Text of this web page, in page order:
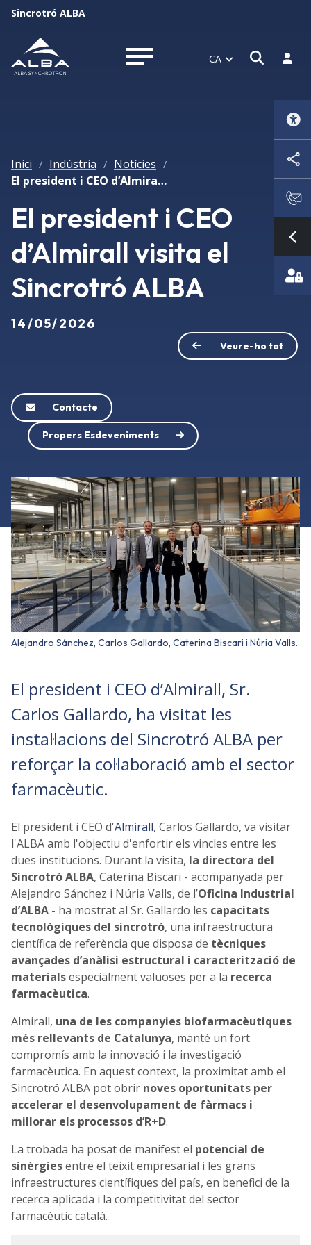
Sincrotró ALBA
Obrir menú CA Obrir
Inici / Indústria / Notícies /
El president i CEO d’Almirall visita el Sincrotró ALBA
El president i CEO
d’Almirall visita el
Sincrotró ALBA
14/05/2026
Veure-ho tot
Contacte
Propers Esdeveniments
Alejandro Sánchez, Carlos Gallardo, Caterina Biscari i Núria Valls.
El president i CEO d’Almirall, Sr.
Carlos Gallardo, ha visitat les
instal·lacions del Sincrotró ALBA per
reforçar la col·laboració amb el sector
farmacèutic.
El president i CEO d'Almirall, Carlos Gallardo, va visitar
l'ALBA amb l'objectiu d'enfortir els vincles entre les
dues institucions. Durant la visita, la directora del
Sincrotró ALBA, Caterina Biscari - acompanyada per
Alejandro Sánchez i Núria Valls, de l’Oficina Industrial
d’ALBA - ha mostrat al Sr. Gallardo les capacitats
tecnològiques del sincrotró, una infraestructura
científica de referència que disposa de tècniques
avançades d’anàlisi estructural i caracterització de
materialsespecialment valuoses per a la recerca
farmacèutica.
Almirall, una de les companyies biofarmacèutiques
més rellevants de Catalunya, manté un fort
compromís amb la innovació i la investigació
farmacèutica. En aquest context, la proximitat amb el
Sincrotró ALBA pot obrir noves oportunitats per
accelerar el desenvolupament de fàrmacs i
millorar els processos d’R+D.
La trobada ha posat de manifest el potencial de
sinèrgiesentre el teixit empresarial i les grans
infraestructures científiques del país, en benefici de la
recerca aplicada i la competitivitat del sector
farmacèutic català.